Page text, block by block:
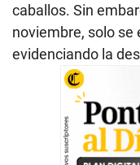
caballos. Sin
noviembre, solo se
evidenciando la